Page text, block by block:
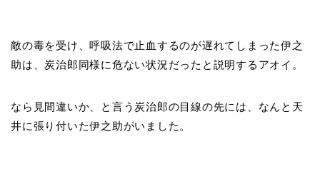
敵の毒を受け、呼吸法で止血するのが遅れてしまった伊之
助は、炭治郎同様に危ない状況だったと説明するアオイ。
なら見間違いか、と言う炭治郎の目線の先には、なんと天
井に張り付いた伊之助がいました。